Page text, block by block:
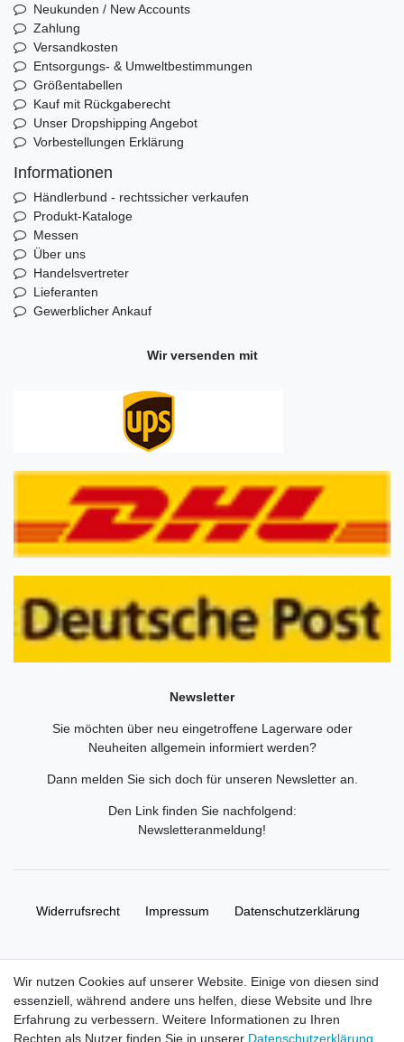
Neukunden / New Accounts
Zahlung
Versandkosten
Entsorgungs- & Umweltbestimmungen
Größentabellen
Kauf mit Rückgaberecht
Unser Dropshipping Angebot
Vorbestellungen Erklärung
Informationen
Händlerbund - rechtssicher verkaufen
Produkt-Kataloge
Messen
Über uns
Handelsvertreter
Lieferanten
Gewerblicher Ankauf
Wir versenden mit
Newsletter
Sie möchten über neu eingetroffene Lagerware oder
Neuheiten allgemein informiert werden?
Dann melden Sie sich doch für unseren Newsletter an.
Den Link finden Sie nachfolgend:
Newsletteranmeldung!
Widerrufs­recht Impressum Daten­schutz­erklärung
© Copyright 2026 | Alle Rechte vorbehalten. HL-
Handelsgesellschaft mbH.
Wir nutzen Cookies auf unserer Website. Einige von diesen sind
essenziell, während andere uns helfen, diese Website und Ihre
Erfahrung zu verbessern. Weitere Informationen zu Ihren
Rechten als Nutzer finden Sie in unserer Daten­schutz­erklärung